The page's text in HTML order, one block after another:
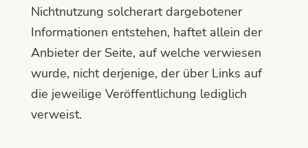
Nichtnutzung solcherart dargebotener
Informationen entstehen, haftet allein der
Anbieter der Seite, auf welche verwiesen
wurde, nicht derjenige, der über Links auf
die jeweilige Veröffentlichung lediglich
verweist.